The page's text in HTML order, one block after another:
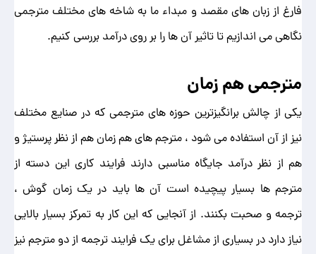
فارغ از زبان های مقصد و مبداء ما به شاخه های مختلف مترجمی
نگاهی می اندازیم تا تاثیر آن ها را بر روی درآمد بررسی کنیم.
مترجمی هم زمان
یکی از چالش برانگیزترین حوزه های مترجمی که در صنایع مختلف
نیز از آن استفاده می شود ، مترجم های هم زمان هم از نظر پرستیژ و
هم از نظر درآمد جایگاه مناسبی دارند فرایند کاری این دسته از
مترجم ها بسیار پیچیده است آن ها باید در یک زمان گوش ،
ترجمه و صحبت بکنند. از آنجایی که این کار به تمرکز بسیار بالایی
نیاز دارد در بسیاری از مشاغل برای یک فرایند ترجمه از دو مترجم نیز